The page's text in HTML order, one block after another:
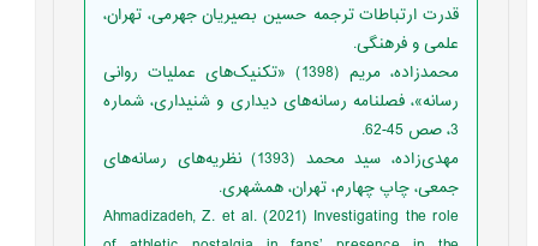
قدرت ارتباطات ترجمه حسین بصیریان جهرمی، تهران،
علمی و فرهنگی.
محمدزاده، مریم (1398) «تکنیک‌های عملیات روانی
رسانه»، فصلنامه رسانه‌های دیداری و شنیداری، شماره
3، صص 45-62.
مهدی‌زاده، سید ‌محمد (1393) نظریه‌های رسانه‌های
جمعی، چاپ چهارم، تهران، همشهری.
Ahmadizadeh, Z. et al. (2021) Investigating the role